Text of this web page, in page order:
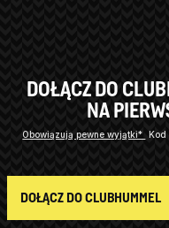
DOŁĄCZ DO
NA
Obowiązują pewne wyjątki* Kod
DOŁĄCZ DO CLUBHUMMEL